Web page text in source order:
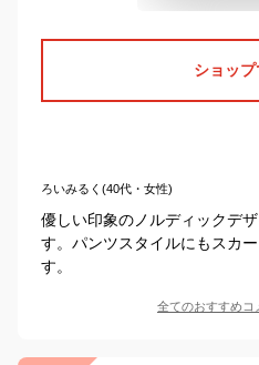
ショッ
ろいみるく(40代・女性)
優しい印象のノルディックデ
す。パンツスタイルにもスカ
す。
全てのおすすめコ